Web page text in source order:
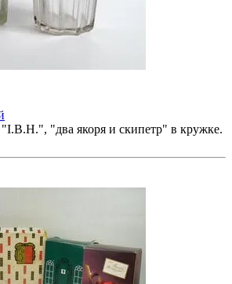
"два якоря и скипетр" в кружке.